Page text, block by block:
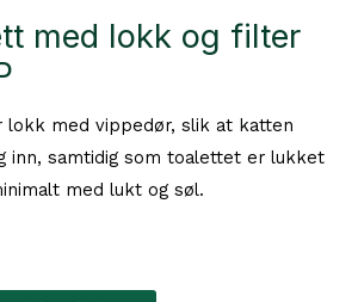
med lokk og filter
lokk med vippedør, slik at katten
inn, samtidig som toalettet er lukket
med lukt og søl.